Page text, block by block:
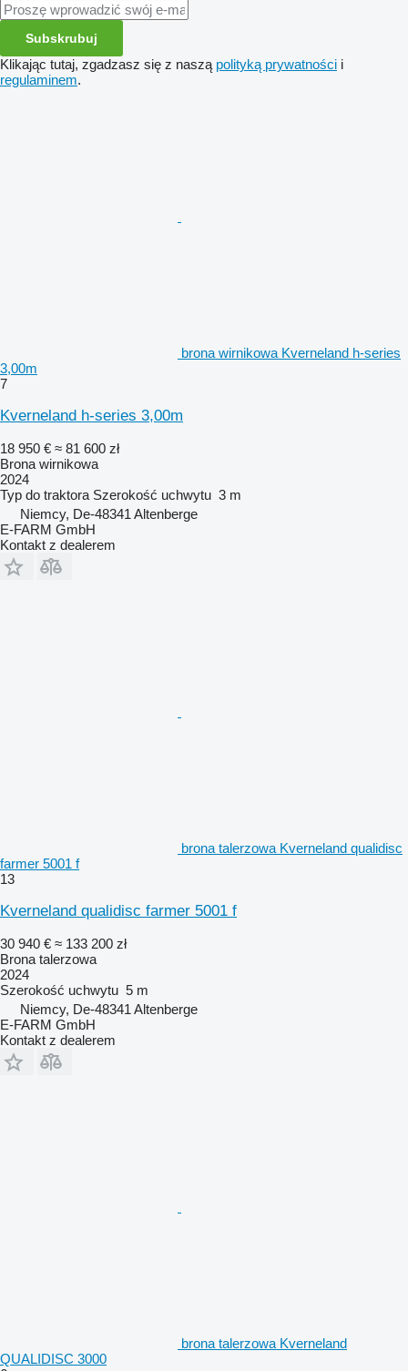
Subskrubuj
Klikając tutaj, zgadzasz się z naszą polityką prywatności i
regulaminem.
brona wirnikowa Kverneland h-series
3,00m
7
Kverneland h-series 3,00m
18 950 € ≈ 81 600 zł
Brona wirnikowa
2024
Typ do traktora Szerokość uchwytu 3 m
Niemcy, De-48341 Altenberge
E-FARM GmbH
Kontakt z dealerem
brona talerzowa Kverneland qualidisc
farmer 5001 f
13
Kverneland qualidisc farmer 5001 f
30 940 € ≈ 133 200 zł
Brona talerzowa
2024
Szerokość uchwytu 5 m
Niemcy, De-48341 Altenberge
E-FARM GmbH
Kontakt z dealerem
brona talerzowa Kverneland
QUALIDISC 3000